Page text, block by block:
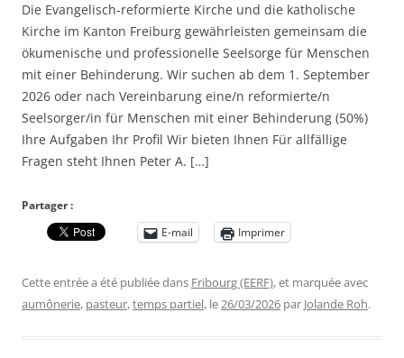
Die Evangelisch-reformierte Kirche und die katholische
Kirche im Kanton Freiburg gewährleisten gemeinsam die
ökumenische und professionelle Seelsorge für Menschen
mit einer Behinderung. Wir suchen ab dem 1. September
2026 oder nach Vereinbarung eine/n reformierte/n
Seelsorger/in für Menschen mit einer Behinderung (50%)
Ihre Aufgaben Ihr Profil Wir bieten Ihnen Für allfällige
Fragen steht Ihnen Peter A. […]
Partager :
E-mail
Imprimer
Cette entrée a été publiée dans Fribourg (EERF), et marquée avec
aumônerie, pasteur,temps partiel, le26/03/2026 par Jolande Roh.